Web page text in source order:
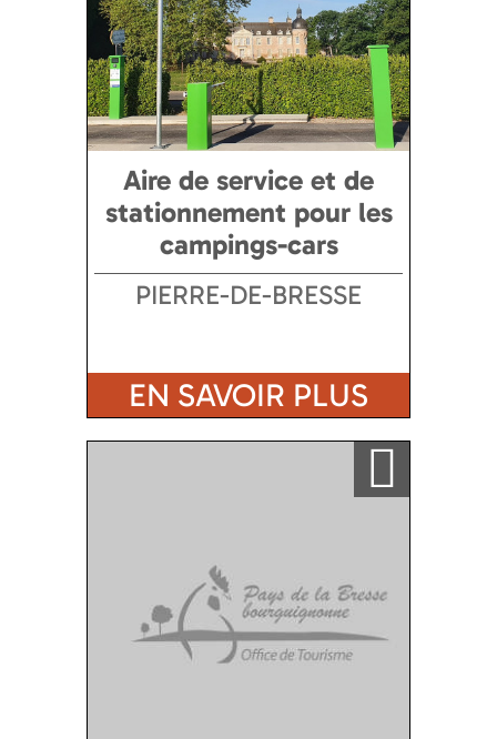
Aire de service et de
stationnement pour les
campings-cars
PIERRE-DE-BRESSE
EN SAVOIR PLUS
Ajouter a ma sélection